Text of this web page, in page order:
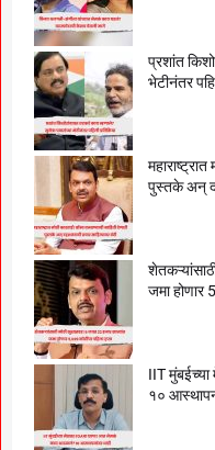
प्रशांत
भेटीनंतर
महाराष्ट्रात
पुस्तके अन्
जमा होणार
IIT
१०